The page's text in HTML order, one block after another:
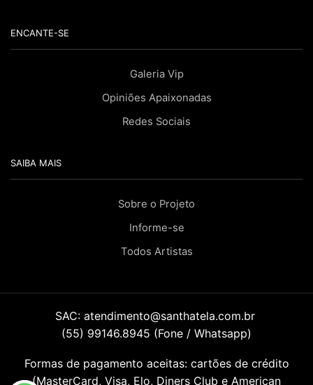
ENCANTE-SE
Galeria Vip
Opiniões Apaixonadas
Redes Sociais
SAIBA MAIS
Sobre o Projeto
Informe-se
Todos Artistas
SAC: atendimento@santhatela.com.br
(55) 99146.8945 (Fone / Whatsapp)
Formas de pagamento aceitas: cartões de crédito
(MasterCard, Visa, Elo, Diners Club e American